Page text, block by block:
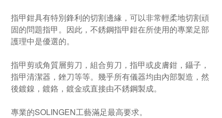
指甲鉗具有特別鋒利的切割邊緣，可以非常輕柔地切割頑
固的問題指甲。因此，不銹鋼指甲鉗在所使用的專業足部
護理中是優選的。
指甲剪或角質層剪刀，組合剪刀，指甲或皮膚鉗，鑷子，
指甲清潔器，銼刀等等。幾乎所有儀器均由內部製造，然
後鍍鎳，鍍鉻，鍍金或直接由不銹鋼製成。
專業的SOLINGEN工藝滿足最高要求。